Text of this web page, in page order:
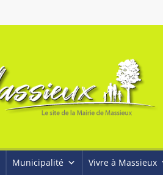
Municipalité Vivre à Massieux